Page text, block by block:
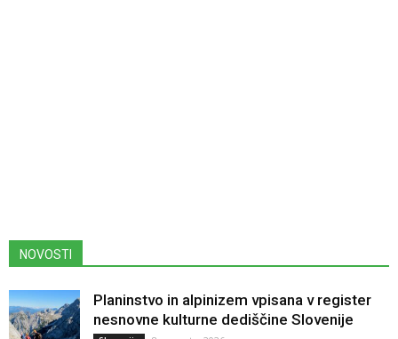
NOVOSTI
Planinstvo in alpinizem vpisana v register
nesnovne kulturne dediščine Slovenije